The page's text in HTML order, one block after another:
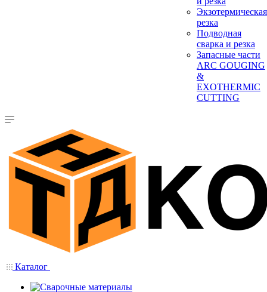
Экзотермическая
резка
Подводная
сварка и резка
Запасные части
ARC GOUGING
&
EXOTHERMIC
CUTTING
Каталог